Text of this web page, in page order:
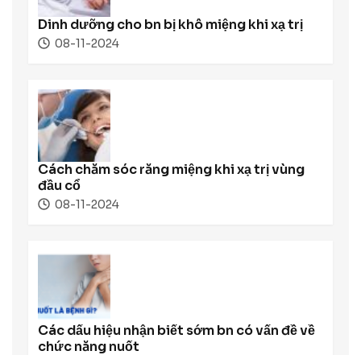
Dinh dưỡng cho bn bị khô miệng khi xạ trị
08-11-2024
Cách chăm sóc răng miệng khi xạ trị vùng
đầu cổ
08-11-2024
Các dấu hiệu nhận biết sớm bn có vấn đề về
chức năng nuốt